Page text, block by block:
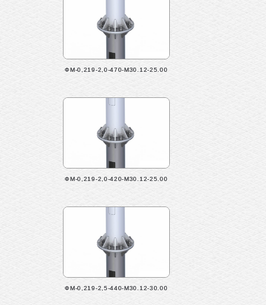
ФМ-0,219-2,0-470-М30.12-25.00
ФМ-0,219-2,0-420-М30.12-25.00
ФМ-0,219-2,5-440-М30.12-30.00